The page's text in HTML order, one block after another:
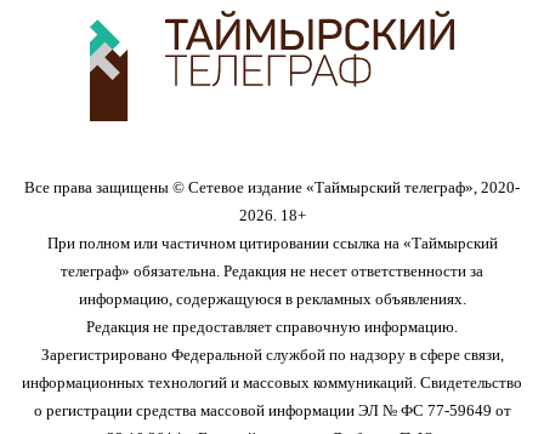
Все права защищены © Сетевое издание «Таймырский телеграф», 2020-
2026. 18+
При полном или частичном цитировании ссылка на «Таймырский
телеграф» обязательна. Редакция не несет ответственности за
информацию, содержащуюся в рекламных объявлениях.
Редакция не предоставляет справочную информацию.
Зарегистрировано Федеральной службой по надзору в сфере связи,
информационных технологий и массовых коммуникаций. Свидетельство
о регистрации средства массовой информации ЭЛ № ФС 77-59649 от